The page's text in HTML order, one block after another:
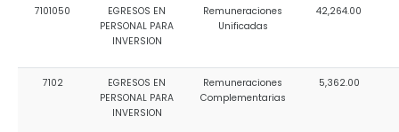
7101050
EGRESOS EN
PERSONAL PARA
INVERSION
Remuneraciones
Unificadas
42,264.00
7102
EGRESOS EN
PERSONAL PARA
INVERSION
Remuneraciones
Complementarias
5,362.00